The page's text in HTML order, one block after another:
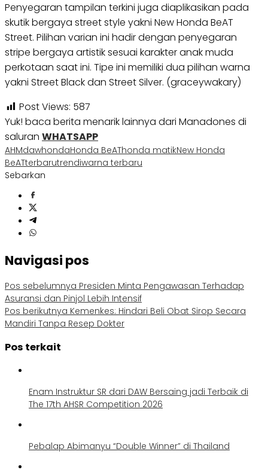
Penyegaran tampilan terkini juga diaplikasikan pada
skutik bergaya street style yakni New Honda BeAT
Street. Pilihan varian ini hadir dengan penyegaran
stripe bergaya artistik sesuai karakter anak muda
perkotaan saat ini. Tipe ini memiliki dua pilihan warna
yakni Street Black dan Street Silver. (graceywakary)
Post Views: 587
Yuk! baca berita menarik lainnya dari Manadones di
saluran WHATSAPP
AHMdawhondaHonda BeAThonda matikNew Honda
BeATterbarutrendiwarna terbaru
Sebarkan
Navigasi pos
Pos sebelumnya Presiden Minta Pengawasan Terhadap
Asuransi dan Pinjol Lebih Intensif
Pos berikutnya Kemenkes: Hindari Beli Obat Sirop Secara
Mandiri Tanpa Resep Dokter
Pos terkait
Enam Instruktur SR dari DAW Bersaing jadi Terbaik di
The 17th AHSR Competition 2026
Pebalap Abimanyu “Double Winner” di Thailand